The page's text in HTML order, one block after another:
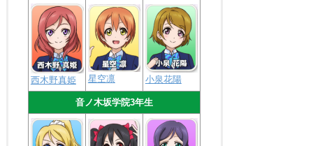
西木野真姫 星空凛 小泉花陽
音ノ木坂学院3年生